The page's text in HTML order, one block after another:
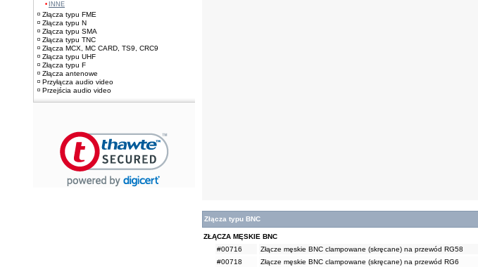
Złącza typu BNC
ZŁĄCZA MĘSKIE BNC
#00716
Złącze męskie BNC clampowane (skręcane) na przewód RG58
#00718
Złącze męskie BNC clampowane (skręcane) na przewód RG6
INNE
Złącza typu FME
Złącza typu N
Złącza typu SMA
Złącza typu TNC
Złącza MCX, MC CARD, TS9, CRC9
Złącza typu UHF
Złącza typu F
Złącza antenowe
Przyłącza audio video
Przejścia audio video